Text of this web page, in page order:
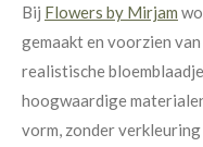
Bij Flowers by Mirjam
gemaakt en voorzien
realistische
hoogwaardige
vorm, zonder